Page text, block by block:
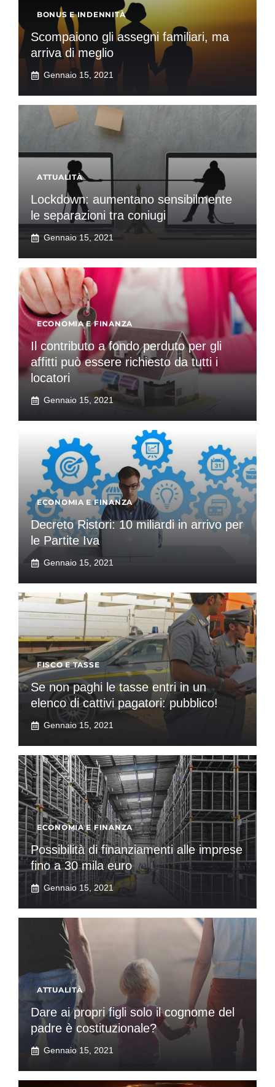
BONUS E INDENNITÀ
Scompaiono gli assegni familiari, ma
arriva di meglio
Gennaio 15, 2021
ATTUALITÀ
Lockdown: aumentano sensibilmente
le separazioni tra coniugi
Gennaio 15, 2021
ECONOMIA E FINANZA
Il contributo a fondo perduto per gli
affitti può essere richiesto da tutti i
locatori
Gennaio 15, 2021
ECONOMIA E FINANZA
Decreto Ristori: 10 miliardi in arrivo per
le Partite Iva
Gennaio 15, 2021
FISCO E TASSE
Se non paghi le tasse entri in un
elenco di cattivi pagatori: pubblico!
Gennaio 15, 2021
ECONOMIA E FINANZA
Possibilità di finanziamenti alle imprese
fino a 30 mila euro
Gennaio 15, 2021
ATTUALITÀ
Dare ai propri figli solo il cognome del
padre è costituzionale?
Gennaio 15, 2021